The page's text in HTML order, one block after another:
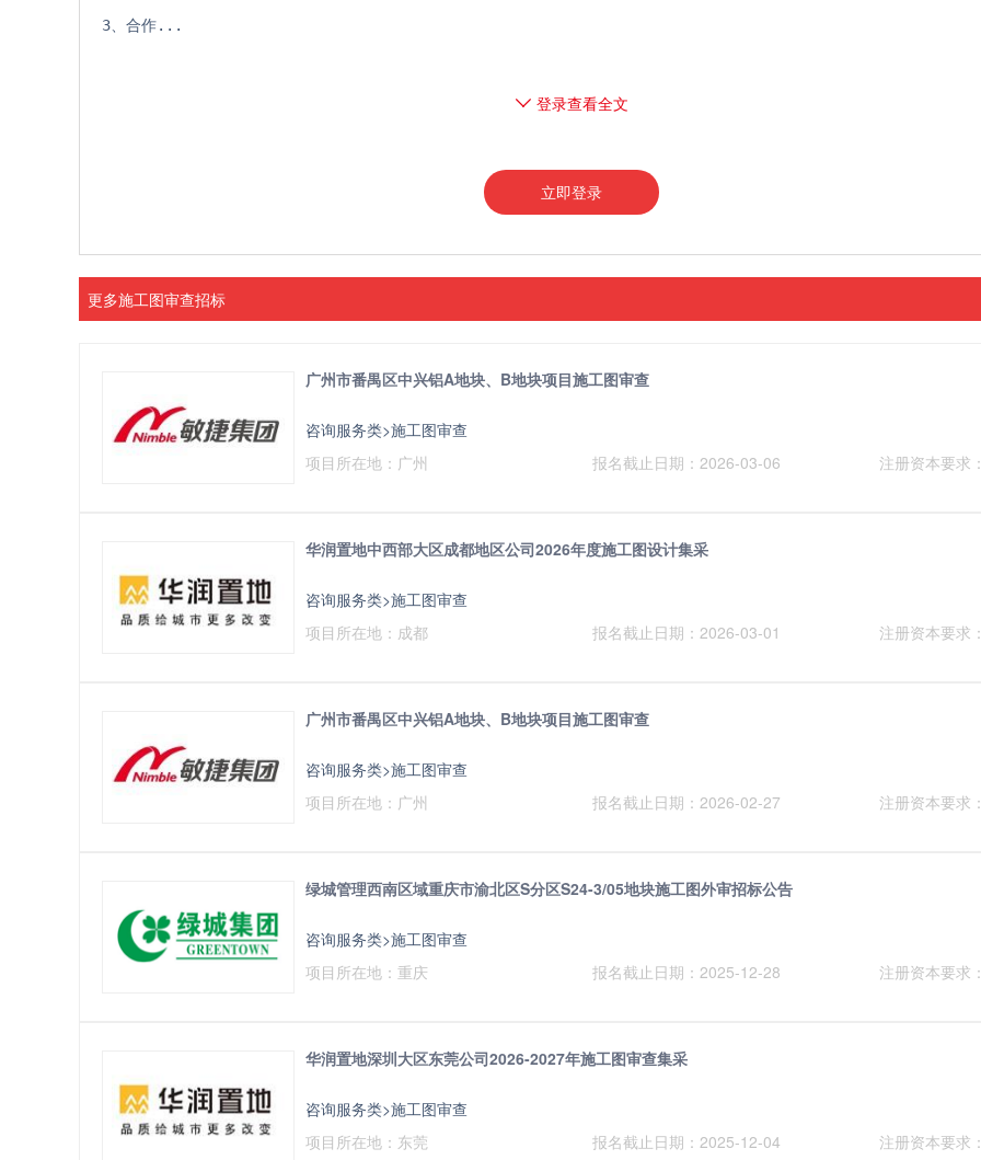
3、合作...
登录查看全文
立即登录
更多施工图审查招标
广州市番禺区中兴铝A地块、B地块项目施工图审查
咨询服务类>施工图审查
项目所在地：广州
报名截止日期：2026-03-06 注册资本要求
华润置地中西部大区成都地区公司2026年度施工图设计集采
咨询服务类>施工图审查
项目所在地：成都
报名截止日期：2026-03-01 注册资本要求
广州市番禺区中兴铝A地块、B地块项目施工图审查
咨询服务类>施工图审查
项目所在地：广州
报名截止日期：2026-02-27 注册资本要求
绿城管理西南区域重庆市渝北区S分区S24-3/05地块施工图外审招标公告
咨询服务类>施工图审查
项目所在地：重庆
报名截止日期：2025-12-28 注册资本要求
华润置地深圳大区东莞公司2026-2027年施工图审查集采
咨询服务类>施工图审查
项目所在地：东莞
报名截止日期：2025-12-04 注册资本要求